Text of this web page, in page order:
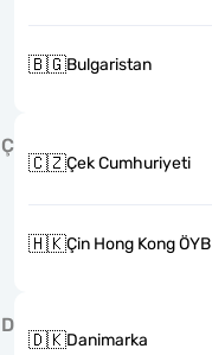
🇧🇬Bulgaristan
Ç
🇨🇿Çek Cumhuriyeti
🇭🇰Çin Hong Kong ÖYB
D
🇩🇰Danimarka